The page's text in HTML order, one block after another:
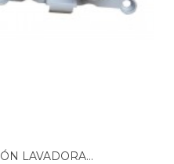
LAVADORA...